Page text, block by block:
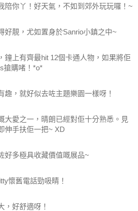
陪你丫！好天氣，不如到郊外玩玩囉！~
好靚，尤如置身於Sanrio小鎮之中~
鐘上有齊最hit 12個卡通人物，如果將佢
搶購啫！*o*
趣，就好似去咗主題樂園一樣呀！
大愛之一，晴朗已經對佢十分熟悉。見
伸手扶佢一把~ XD
好多極具收藏價值嘅展品~
懷舊電話勁吸睛！
，好舒適呀！